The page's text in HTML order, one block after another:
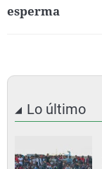
esperma
Lo último